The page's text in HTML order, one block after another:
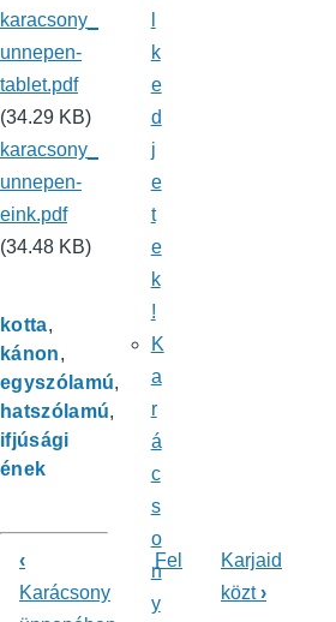
karacsony_
unnepen-
tablet.pdf
(34.29 KB)
karacsony_
unnepen-
eink.pdf
(34.48 KB)
kotta
kánon
egyszólamú
hatszólamú
ifjúsági
ének
Könyv
‹
Karácsony
Fel
Karjaid
közt›
k
e
d
j
e
t
e
k
!
K
a
r
á
c
s
o
n
y